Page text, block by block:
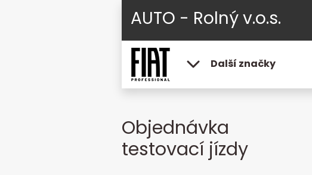
AUTO - Rolný v.o.s.
Další značky
Objednávka
testovací jízdy